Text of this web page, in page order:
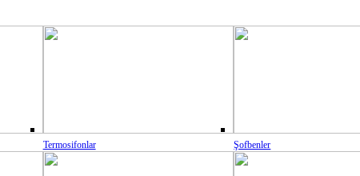
Termosifonlar Şofbenler